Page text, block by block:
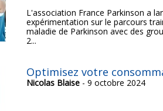
L'association France Parkinson a
expérimentation sur le parcours
maladie de Parkinson avec des
2...
Optimisez votre
Nicolas Blaise - 9 octobre 2024